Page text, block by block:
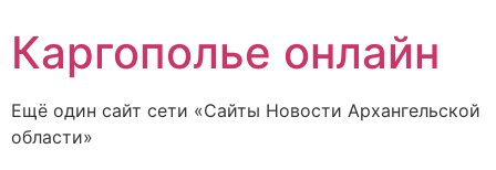
Каргополье онлайн
Ещё один сайт сети «Сайты Новости Архангельской
области»